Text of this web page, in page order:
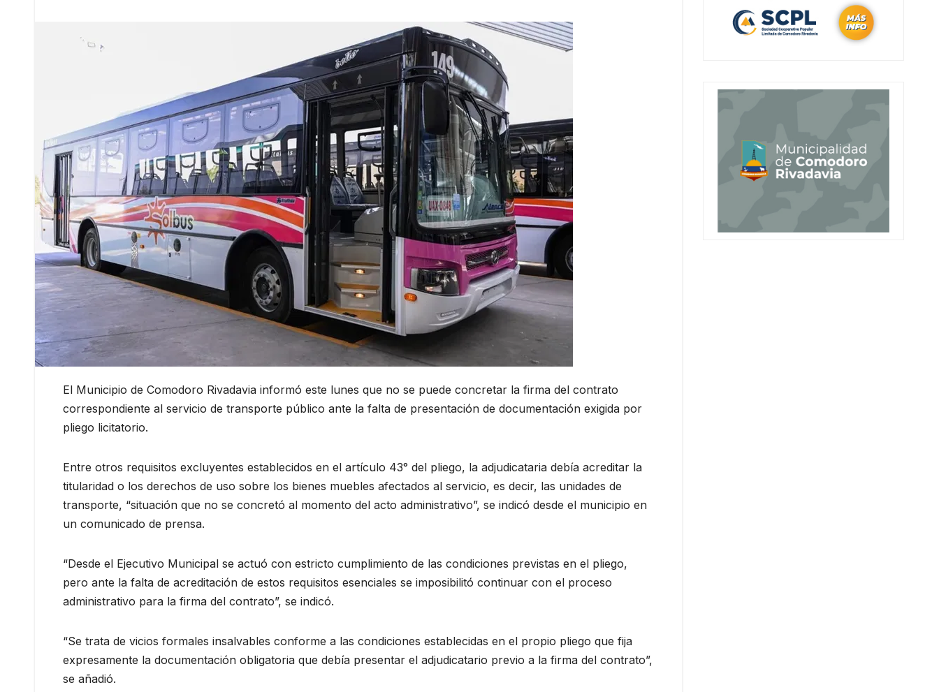
El Municipio de Comodoro Rivadavia informó este lunes que no se puede concretar la firma del contrato
correspondiente al servicio de transporte público ante la falta de presentación de documentación exigida por
pliego licitatorio.
Entre otros requisitos excluyentes establecidos en el artículo 43° del pliego, la adjudicataria debía acreditar la
titularidad o los derechos de uso sobre los bienes muebles afectados al servicio, es decir, las unidades de
transporte, “situación que no se concretó al momento del acto administrativo”, se indicó desde el municipio en
un comunicado de prensa.
“Desde el Ejecutivo Municipal se actuó con estricto cumplimiento de las condiciones previstas en el pliego,
pero ante la falta de acreditación de estos requisitos esenciales se imposibilitó continuar con el proceso
administrativo para la firma del contrato”, se indicó.
“Se trata de vicios formales insalvables conforme a las condiciones establecidas en el propio pliego que fija
expresamente la documentación obligatoria que debía presentar el adjudicatario previo a la firma del contrato”,
se añadió.